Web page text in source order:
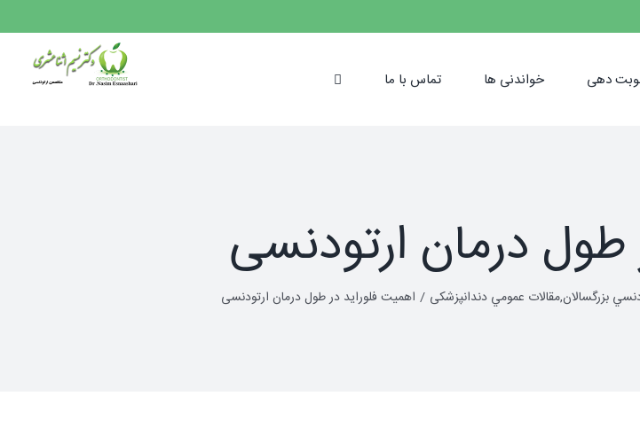
دهی خواندنی ها تماس با ما
طول درمان ارتودنسی
بزرگسالان,مقالات عمومي دندانپزشکی اهمیت فلوراید در طول درمان ارتودنسی